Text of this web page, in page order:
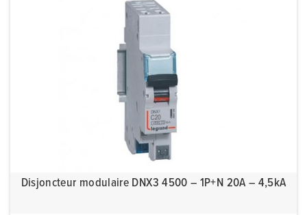
Disjoncteur modulaire DNX3 4500 – 1P+N 20A – 4,5kA